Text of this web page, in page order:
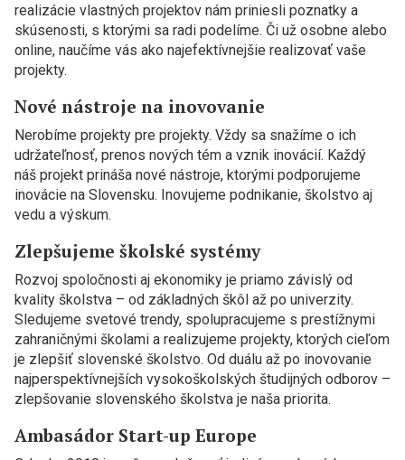
realizácie vlastných projektov nám priniesli poznatky a
skúsenosti, s ktorými sa radi podelíme. Či už osobne alebo
online, naučíme vás ako najefektívnejšie realizovať vaše
projekty.
Nové nástroje na inovovanie
Nerobíme projekty pre projekty. Vždy sa snažíme o ich
udržateľnosť, prenos nových tém a vznik inovácií. Každý
náš projekt prináša nové nástroje, ktorými podporujeme
inovácie na Slovensku. Inovujeme podnikanie, školstvo aj
vedu a výskum.
Zlepšujeme školské systémy
Rozvoj spoločnosti aj ekonomiky je priamo závislý od
kvality školstva – od základných škôl až po univerzity.
Sledujeme svetové trendy, spolupracujeme s prestížnymi
zahraničnými školami a realizujeme projekty, ktorých cieľom
je zlepšiť slovenské školstvo. Od duálu až po inovovanie
najperspektívnejších vysokoškolských študijných odborov –
zlepšovanie slovenského školstva je naša priorita.
Ambasádor Start-up Europe